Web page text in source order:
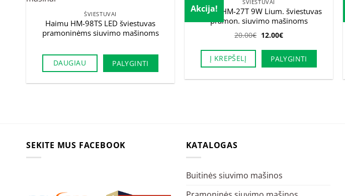
ŠVIESTUVAI
Haimu HM-98TS LED šviestuvas
pramoninėms siuvimo mašinoms
DAUGIAU PALYGINTI
Akcija!
ŠVIESTUVAI
Haimu HM-27T 9W Lium. šviestuvas
pramon. siuvimo mašinoms
20.00€ Original
was:
20.00€.
12.00€Current
is:
12.00€.
Į KREPŠELĮ PALYGINTI
SEKITE MUS FACEBOOK KATALOGAS
Buitinės siuvimo mašinos